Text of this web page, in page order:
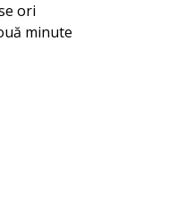
ori
minute